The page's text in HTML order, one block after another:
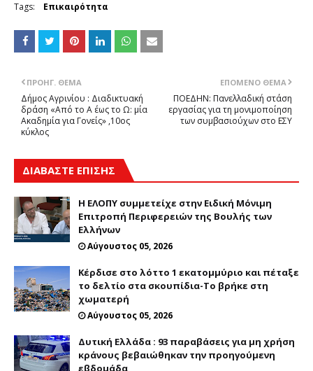
Tags: Επικαιρότητα
ΕΠΌΜΕΝΟ ΘΈΜΑ
ΠΟΕΔΗΝ: Πανελλαδική στάση
εργασίας για τη μονιμοποίηση
των συμβασιούχων στο ΕΣΥ
ΠΡΟΗΓ. ΘΈΜΑ
Δήμος Αγρινίου : Διαδικτυακή
δράση «Από το Α έως το Ω: μία
Ακαδημία για Γονείς» ,10ος
κύκλος
ΔΙΑΒΑΣΤΕ ΕΠΙΣΗΣ
Η ΕΛΟΠΥ συμμετείχε στην Ειδική Μόνιμη
Επιτροπή Περιφερειών της Βουλής των
Ελλήνων
Αύγουστος 05, 2026
Κέρδισε στο λόττο 1 εκατομμύριο και πέταξε
το δελτίο στα σκουπίδια-Το βρήκε στη
χωματερή
Αύγουστος 05, 2026
Δυτική Ελλάδα : 93 παραβάσεις για μη χρήση
κράνους βεβαιώθηκαν την προηγούμενη
εβδομάδα